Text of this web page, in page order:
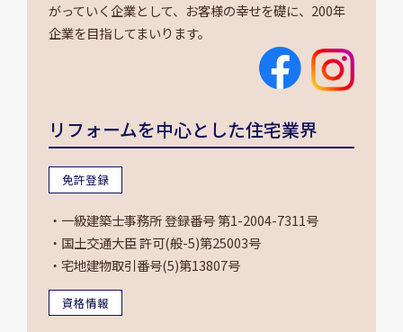
がっていく企業として、お客様の幸せを礎に、200年
企業を目指してまいります。
リフォームを中心とした住宅業界
免許登録
・一級建築士事務所 登録番号 第1-2004-7311号
・国土交通大臣 許可(般-5)第25003号
・宅地建物取引番号(5)第13807号
資格情報